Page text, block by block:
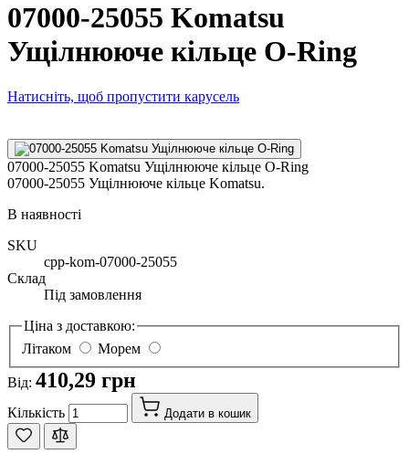
07000-25055 Komatsu
Ущілнююче кільце O-Ring
Натисніть, щоб пропустити карусель
07000-25055 Komatsu Ущілнююче кільце O-Ring
07000-25055 Ущілнююче кільце Komatsu.
В наявності
SKU
cpp-kom-07000-25055
Склад
Під замовлення
Ціна з доставкою:
Літаком
Морем
Від: 410,29 грн
Кількість Додати в кошик